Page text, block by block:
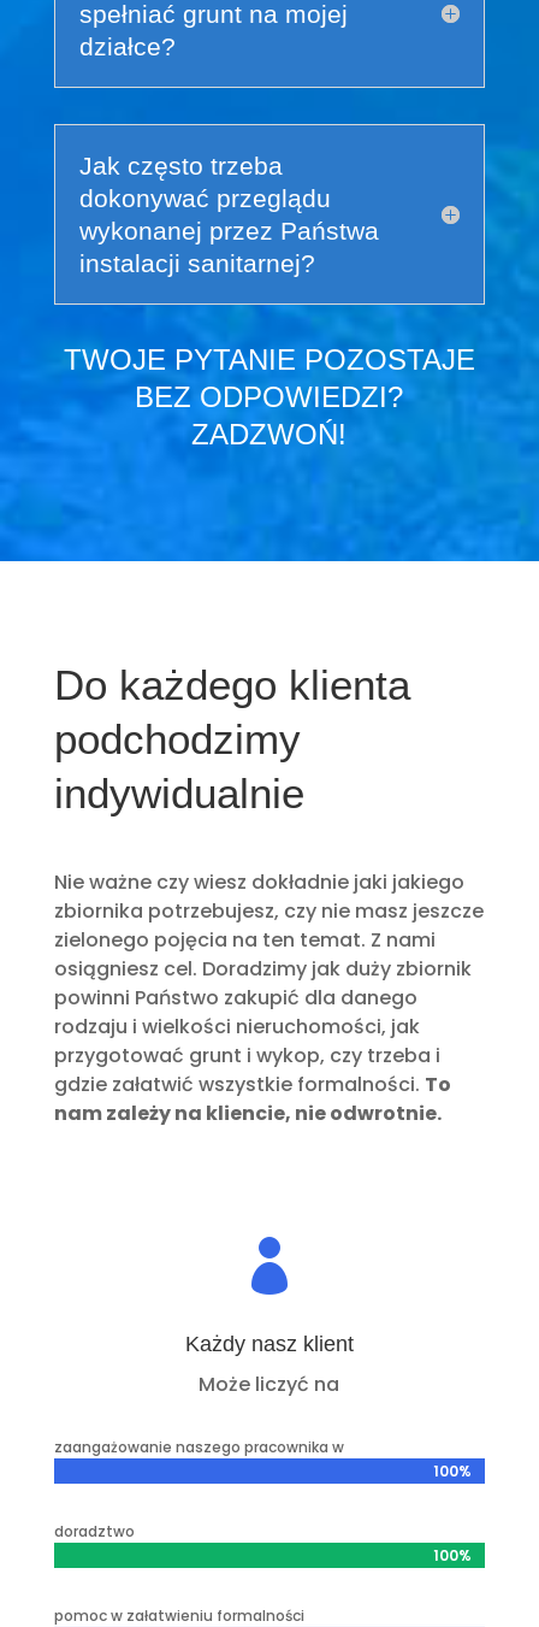
spełniać grunt na mojej
działce?
Jak często trzeba
dokonywać przeglądu
wykonanej przez Państwa
instalacji sanitarnej?
TWOJE PYTANIE POZOSTAJE
BEZ ODPOWIEDZI?
ZADZWOŃ!
Do każdego klienta
podchodzimy
indywidualnie
Nie ważne czy wiesz dokładnie jaki jakiego
zbiornika potrzebujesz, czy nie masz jeszcze
zielonego pojęcia na ten temat. Z nami
osiągniesz cel. Doradzimy jak duży zbiornik
powinni Państwo zakupić dla danego
rodzaju i wielkości nieruchomości, jak
przygotować grunt i wykop, czy trzeba i
gdzie załatwić wszystkie formalności. To
nam zależy na kliencie, nie odwrotnie.

Każdy nasz klient
Może liczyć na
zaangażowanie naszego pracownika w
100%
100%
doradztwo
100%
100%
pomoc w załatwieniu formalności